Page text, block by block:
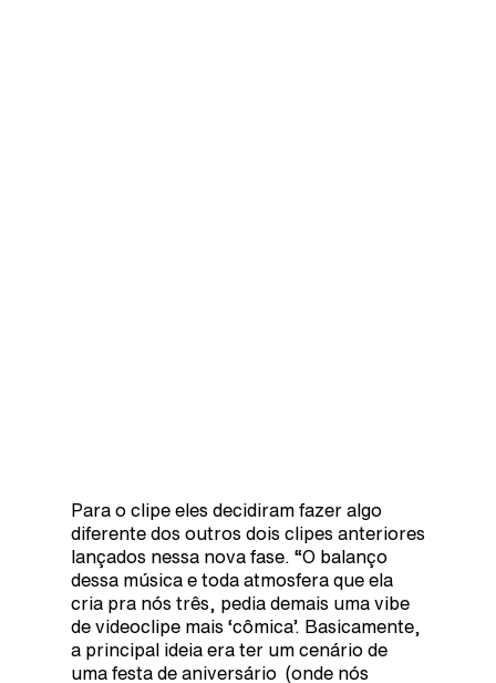
Para o clipe eles decidiram fazer algo
diferente dos outros dois clipes anteriores
lançados nessa nova fase. “O balanço
dessa música e toda atmosfera que ela
cria pra nós três, pedia demais uma vibe
de videoclipe mais ‘cômica’. Basicamente,
a principal ideia era ter um cenário de
uma festa de aniversário (onde nós